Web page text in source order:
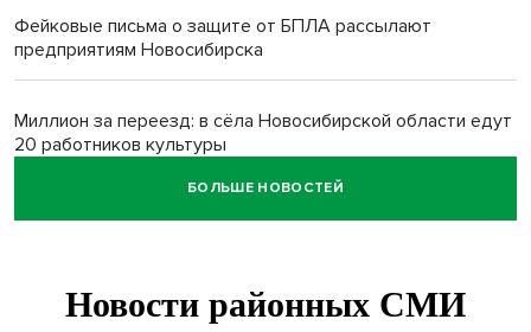
Фейковые письма о защите от БПЛА рассылают
предприятиям Новосибирска
Миллион за переезд: в сёла Новосибирской области едут
20 работников культуры
О похолодании в августе-2026 рассказали синоптики в
В Новосибирске минтранс наказал 8 таксистов без
БОЛЬШЕ НОВОСТЕЙ